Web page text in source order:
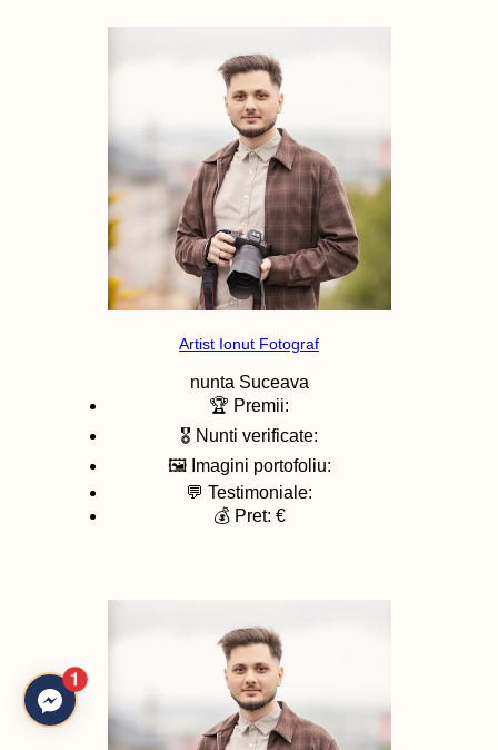
Artist Ionut Fotograf
nunta Suceava
🏆 Premii:
🎖️ Nunti verificate:
🖼️ Imagini portofoliu:
💬 Testimoniale:
💰 Pret: €